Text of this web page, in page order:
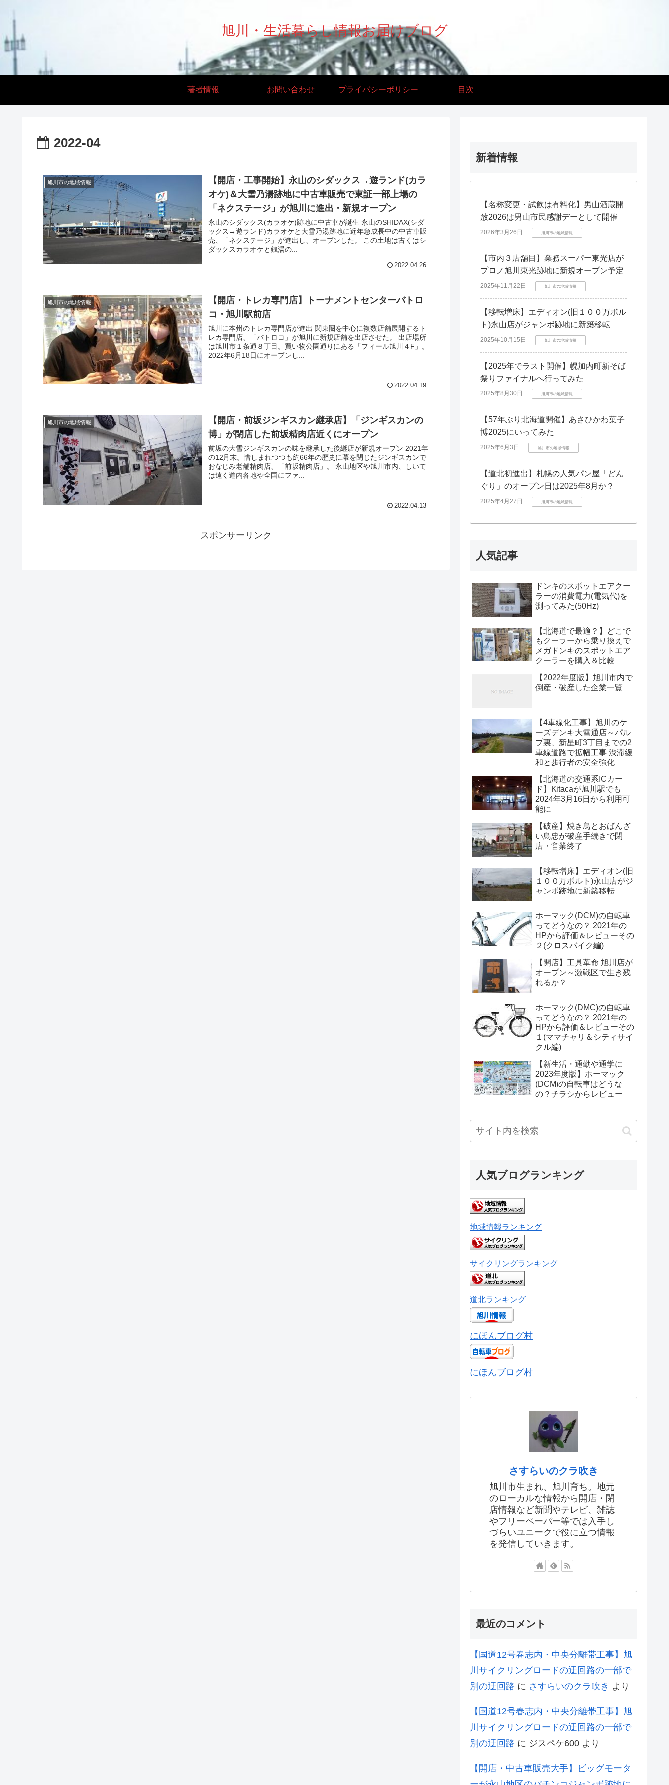
旭川・生活暮らし情報お届けブログ
著者情報 お問い合わせ プライバシーポリシー 目次
2022-04
旭川市の地域情報
【開店・工事開始】永山のシダックス→遊ランド(カラ
オケ)＆大雪乃湯跡地に中古車販売で東証一部上場の
「ネクステージ」が旭川に進出・新規オープン
永山のシダックス(カラオケ)跡地に中古車が誕生 永山のSHIDAX(シダ
ックス→遊ランド)カラオケと大雪乃湯跡地に近年急成長中の中古車販
売、「ネクステージ」が進出し、オープンした。 この土地は古くはシ
ダックスカラオケと銭湯の...
2022.04.26
旭川市の地域情報
【開店・トレカ専門店】トーナメントセンターバトロ
コ・旭川駅前店
旭川に本州のトレカ専門店が進出 関東圏を中心に複数店舗展開するト
レカ専門店、「バトロコ」が旭川に新規店舗を出店させた。 出店場所
は旭川市１条通８丁目。買い物公園通りにある「フィール旭川４F」。
2022年6月18日にオープンし...
2022.04.19
旭川市の地域情報
【開店・前坂ジンギスカン継承店】「ジンギスカンの
博」が閉店した前坂精肉店近くにオープン
前坂の大雪ジンギスカンの味を継承した後継店が新規オープン 2021年
の12月末。惜しまれつつも約66年の歴史に幕を閉じたジンギスカンで
おなじみ老舗精肉店、「前坂精肉店」。 永山地区や旭川市内、しいて
は遠く道内各地や全国にファ...
2022.04.13
スポンサーリンク
新着情報
【名称変更・試飲は有料化】男山酒蔵開
放2026は男山市民感謝デーとして開催
2026年3月26日 旭川市の地域情報
【市内３店舗目】業務スーパー東光店が
プロノ旭川東光跡地に新規オープン予定
2025年11月22日 旭川市の地域情報
【移転増床】エディオン(旧１００万ボル
ト)永山店がジャンボ跡地に新築移転
2025年10月15日 旭川市の地域情報
【2025年でラスト開催】幌加内町新そば
祭りファイナルへ行ってみた
2025年8月30日 旭川市の地域情報
【57年ぶり北海道開催】あさひかわ菓子
博2025にいってみた
2025年6月3日 旭川市の地域情報
【道北初進出】札幌の人気パン屋「どん
ぐり」のオープン日は2025年8月か？
2025年4月27日 旭川市の地域情報
人気記事
ドンキのスポットエアクー
ラーの消費電力(電気代)を
測ってみた(50Hz)
【北海道で最適？】どこで
もクーラーから乗り換えで
メガドンキのスポットエア
クーラーを購入＆比較
【2022年度版】旭川市内で
倒産・破産した企業一覧
【4車線化工事】旭川のケ
ーズデンキ大雪通店～パル
プ裏、新星町3丁目までの2
車線道路で拡幅工事 渋滞緩
和と歩行者の安全強化
【北海道の交通系ICカー
ド】Kitacaが旭川駅でも
2024年3月16日から利用可
能に
【破産】焼き鳥とおばんざ
い鳥忠が破産手続きで閉
店・営業終了
【移転増床】エディオン(旧
１００万ボルト)永山店がジ
ャンボ跡地に新築移転
ホーマック(DCM)の自転車
ってどうなの？ 2021年の
HPから評価＆レビューその
２(クロスバイク編)
【開店】工具革命 旭川店が
オープン～激戦区で生き残
れるか？
ホーマック(DMC)の自転車
ってどうなの？ 2021年の
HPから評価＆レビューその
１(ママチャリ＆シティサイ
クル編)
【新生活・通勤や通学に
2023年度版】ホーマック
(DCM)の自転車はどうな
の？チラシからレビュー
人気ブログランキング
地域情報ランキング
サイクリングランキング
道北ランキング
にほんブログ村
にほんブログ村
さすらいのクラ吹き
旭川市生まれ、旭川育ち。地元
のローカルな情報から開店・閉
店情報など新聞やテレビ、雑誌
やフリーペーパー等では入手し
づらいユニークで役に立つ情報
を発信していきます。
最近のコメント
【国道12号春志内・中央分離帯工事】旭
川サイクリングロードの迂回路の一部で
別の迂回路 に さすらいのクラ吹き より
【国道12号春志内・中央分離帯工事】旭
川サイクリングロードの迂回路の一部で
別の迂回路 に ジスペケ600 より
【開店・中古車販売大手】ビッグモータ